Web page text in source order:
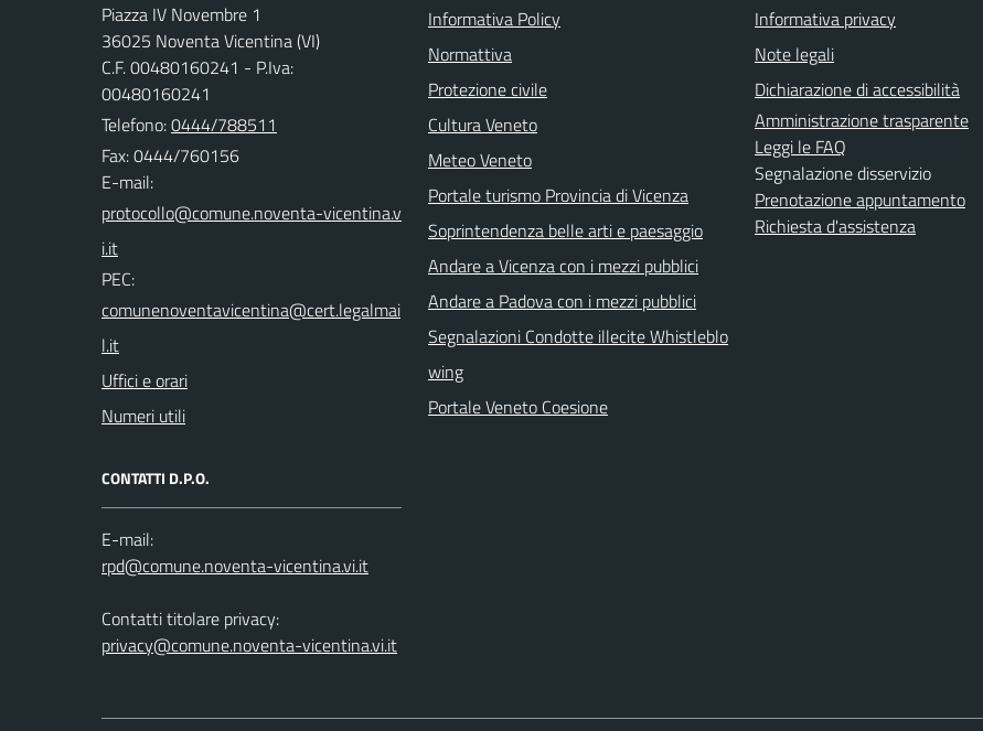
Piazza IV Novembre 1
36025 Noventa Vicentina (VI)
C.F. 00480160241 - P.Iva:
00480160241
Telefono:0444/788511
Fax: 0444/760156
E-mail:
PEC:
Uffici e orari
Numeri utili
CONTATTI D.P.O.
E-mail:
Contatti titolare privacy:
privacy@comune.noventa-vicentina.vi.it
Informativa Policy
Normattiva
Protezione civile
Cultura Veneto
Meteo Veneto
Portale turismo Provincia di Vicenza
Soprintendenza belle arti e paesaggio
Andare a Vicenza con i mezzi pubblici
Andare a Padova con i mezzi pubblici
Segnalazioni Condotte illecite Whistleblo
wing
Portale Veneto Coesione
Informativa privacy
Note legali
Dichiarazione di accessibilità
Amministrazione trasparente
Leggi le FAQ
Segnalazione disservizio
Prenotazione appuntamento
Richiesta d'assistenza